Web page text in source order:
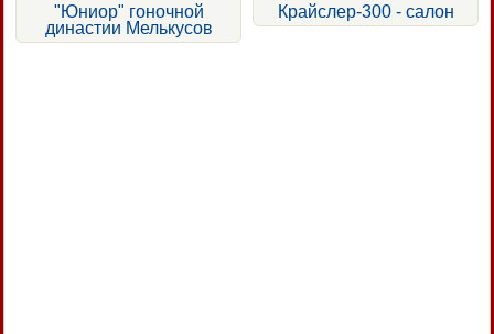
"Юниор" гоночной
династии Мелькусов
Крайслер-300 - салон